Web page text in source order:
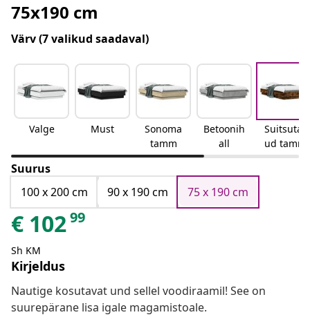
75x190 cm
Värv(7 valikud saadaval)
Valge Must
Sonoma
tamm
Betoonih
all
Suitsutat
ud tamm
Suurus
100 x 200 cm
90 x 190 cm 75 x 190 cm
€ 10299
Sh KM
Kirjeldus
Nautige kosutavat und sellel voodiraamil! See on
suurepärane lisa igale magamistoale.